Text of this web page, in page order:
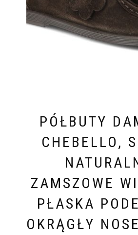
PÓŁBUTY
CHEBELLO,
ZAMSZOWE
PŁASKA
OKRĄGŁY